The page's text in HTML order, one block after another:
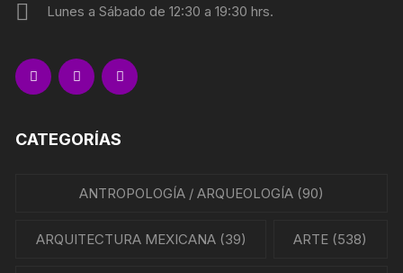
Lunes a Sábado de 12:30 a 19:30 hrs.
CATEGORÍAS
ANTROPOLOGÍA / ARQUEOLOGÍA(90)
ARQUITECTURA MEXICANA(39) ARTE (538)